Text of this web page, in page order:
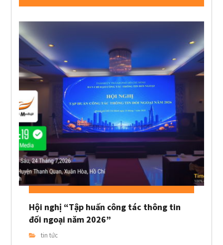
Hội nghị “Tập huấn công tác thông tin
đối ngoại năm 2026”
tin tức